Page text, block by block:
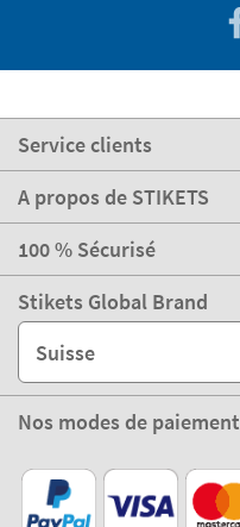
Service clients
A propos de STIKETS
100 % Sécurisé
Stikets Global Brand
Suisse
Nos modes de paiement